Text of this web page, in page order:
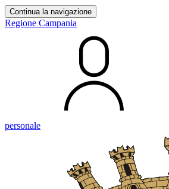
Continua la navigazione
Regione Campania
personale